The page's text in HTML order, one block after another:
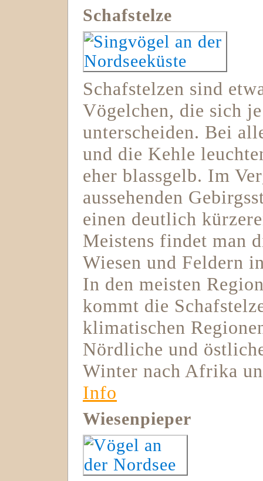
Schafstelze
Schafstelzen sind
Vögelchen, die sich
unterscheiden. Bei
und die Kehle
eher blassgelb. Im
aussehenden
einen deutlich
Meistens findet man
Wiesen und Feldern
In den meisten
kommt die
klimatischen
Nördliche und
Winter nach Afrika
Info
Wiesenpieper